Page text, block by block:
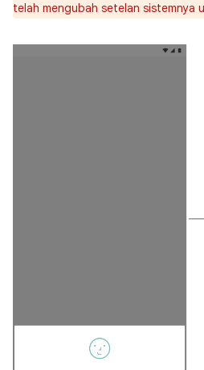
telah mengubah setelan sistemnya